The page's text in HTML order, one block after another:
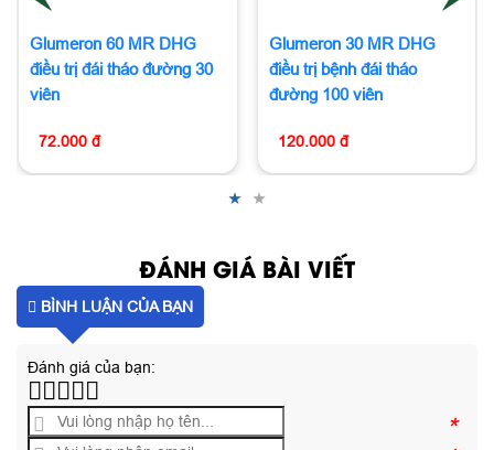
Glumeron 60 MR DHG
điều trị đái tháo đường 30
viên
72.000 đ
Glumeron 30 MR DHG
điều trị bệnh đái tháo
đường 100 viên
120.000 đ
ĐÁNH GIÁ BÀI VIẾT
BÌNH LUẬN CỦA BẠN
Đánh giá của bạn:
*